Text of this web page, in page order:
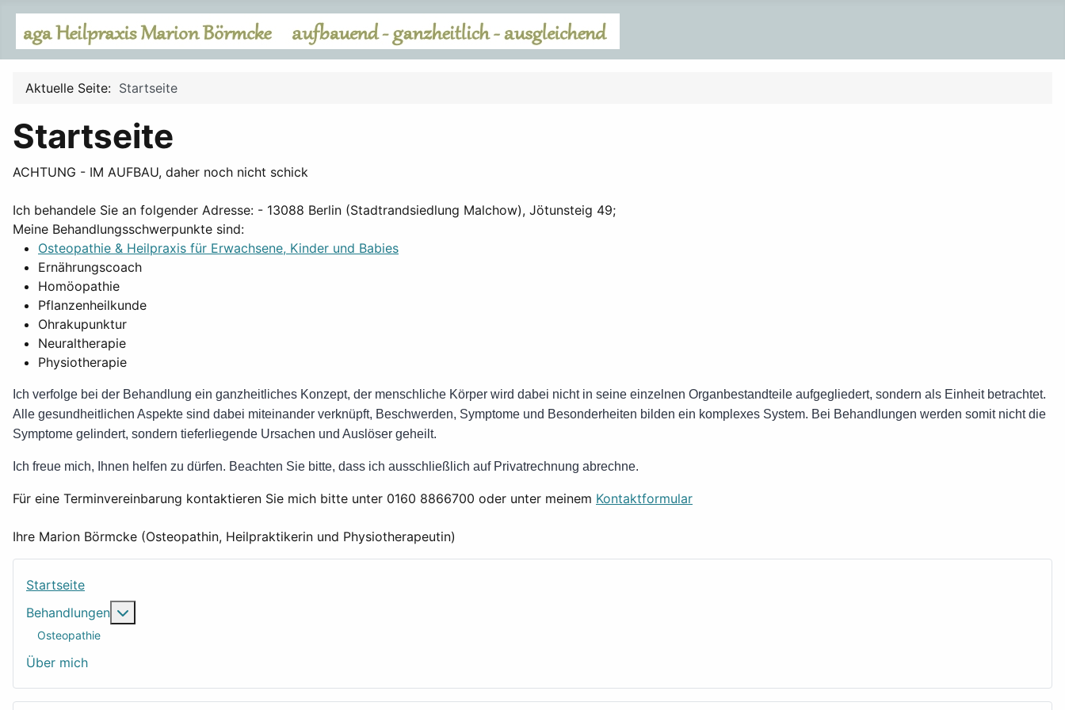
Aktuelle Seite: Startseite
Startseite
ACHTUNG - IM AUFBAU, daher noch nicht schick
Ich behandele Sie an folgender Adresse: - 13088 Berlin (Stadtrandsiedlung Malchow), Jötunsteig 49;
Meine Behandlungsschwerpunkte sind:
Osteopathie & Heilpraxis für Erwachsene, Kinder und Babies
Ernährungscoach
Homöopathie
Pflanzenheilkunde
Ohrakupunktur
Neuraltherapie
Physiotherapie
Ich verfolge bei der Behandlung ein ganzheitliches Konzept, der menschliche Körper wird dabei nicht in seine einzelnen Organbestandteile aufgegliedert, sondern als Einheit betrachtet.
Alle gesundheitlichen Aspekte sind dabei miteinander verknüpft, Beschwerden, Symptome und Besonderheiten bilden ein komplexes System. Bei Behandlungen werden somit nicht die
Symptome gelindert, sondern tieferliegende Ursachen und Auslöser geheilt.
Ich freue mich, Ihnen helfen zu dürfen. Beachten Sie bitte, dass ich ausschließlich auf Privatrechnung abrechne.
Für eine Terminvereinbarung kontaktieren Sie mich bitte unter 0160 8866700 oder unter meinem Kontaktformular
Ihre Marion Börmcke (Osteopathin, Heilpraktikerin und Physiotherapeutin)
Startseite
Behandlungen
Osteopathie
Über mich